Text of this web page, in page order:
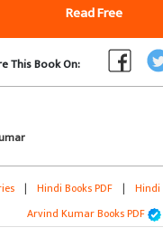
Read Free
This Book On:
| Hindi Books PDF | Hindi
Arvind Kumar Books PDF